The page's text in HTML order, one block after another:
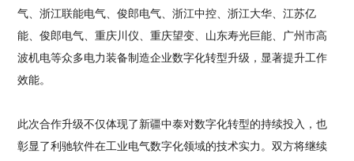
气、浙江联能电气、俊郎电气、浙江中控、浙江大华、江苏亿
能、俊郎电气、重庆川仪、重庆望变、山东寿光巨能、广州市高
波机电等众多电力装备制造企业数字化转型升级，显著提升工作
效能。
此次合作升级不仅体现了新疆中泰对数字化转型的持续投入，也
彰显了利驰软件在工业电气数字化领域的技术实力。双方将继续